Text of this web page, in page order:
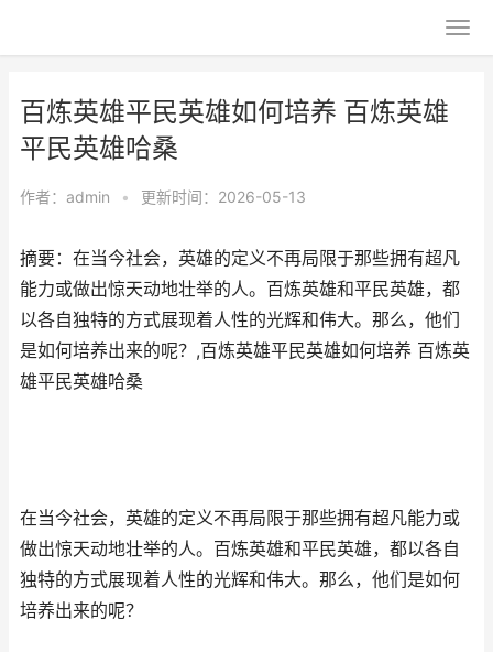
百炼英雄平民英雄如何培养 百炼英雄
平民英雄哈桑
作者： admin • 更新时间：2026-05-13
摘要：在当今社会，英雄的定义不再局限于那些拥有超凡
能力或做出惊天动地壮举的人。百炼英雄和平民英雄，都
以各自独特的方式展现着人性的光辉和伟大。那么，他们
是如何培养出来的呢？,百炼英雄平民英雄如何培养 百炼英
雄平民英雄哈桑
在当今社会，英雄的定义不再局限于那些拥有超凡能力或
做出惊天动地壮举的人。百炼英雄和平民英雄，都以各自
独特的方式展现着人性的光辉和伟大。那么，他们是如何
培养出来的呢？